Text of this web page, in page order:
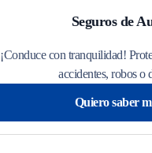
Seguros de
¡Conduce con tranquilidad!
accidentes, robos o
Quiero saber